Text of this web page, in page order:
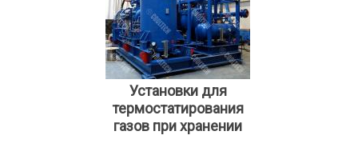
Установки для
термостатирования
газов при хранении